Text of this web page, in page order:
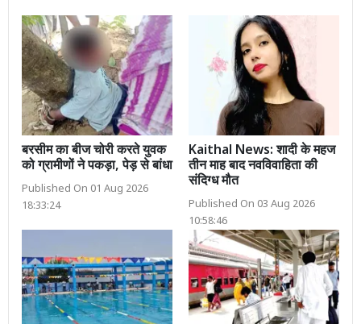
बरसीम का बीज चोरी करते युवक
को ग्रामीणों ने पकड़ा, पेड़ से बांधा
Published On 01 Aug 2026
18:33:24
Kaithal News: शादी के महज
तीन माह बाद नवविवाहिता की
संदिग्ध मौत
Published On 03 Aug 2026
10:58:46